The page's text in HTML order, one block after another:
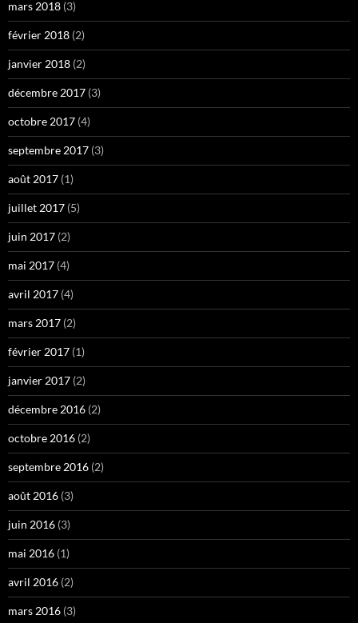
mars 2018 (3)
février 2018 (2)
janvier 2018 (2)
décembre 2017 (3)
octobre 2017 (4)
septembre 2017 (3)
août 2017 (1)
juillet 2017 (5)
juin 2017 (2)
mai 2017 (4)
avril 2017 (4)
mars 2017 (2)
février 2017 (1)
janvier 2017 (2)
décembre 2016 (2)
octobre 2016 (2)
septembre 2016 (2)
août 2016 (3)
juin 2016 (3)
mai 2016 (1)
avril 2016 (2)
mars 2016 (3)